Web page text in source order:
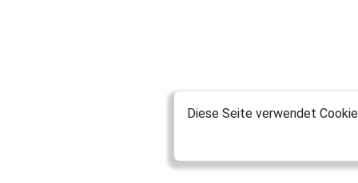
Diese Seite verwendet